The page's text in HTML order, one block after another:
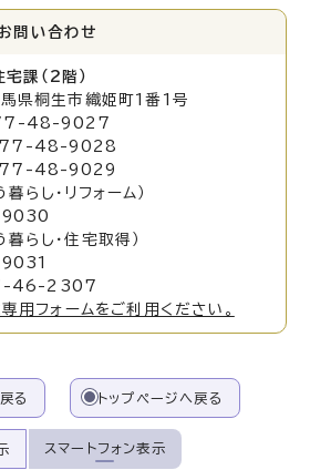
問い合わせ
課（2階）
桐生市織姫町1番1号
48-9027
48-9028
48-9029
らし・リフォーム）
らし・住宅取得）
46-2307
用フォームをご利用ください。
る トップページへ戻る
スマートフォン表示